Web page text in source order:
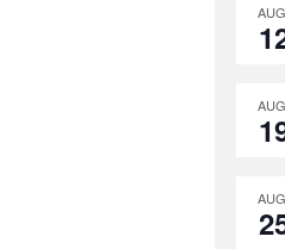
AUG.
AUG.
AUG.